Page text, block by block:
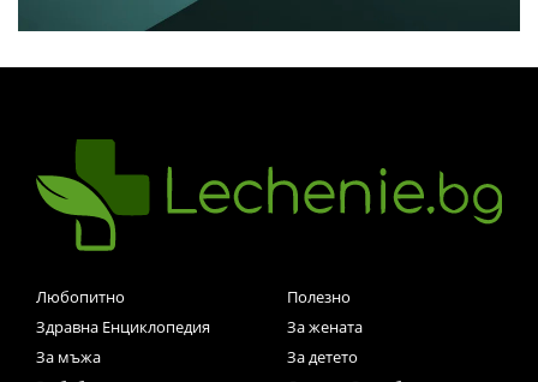
Любопитно
Полезно
Здравна Енциклопедия
За жената
За мъжа
За детето